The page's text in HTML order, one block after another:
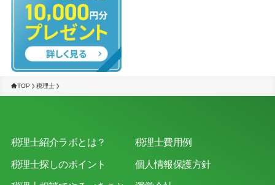
TOP 税理士
税理士紹介ラボとは？
税理士探しのポイント
税理士費用例
個人情報保護方針